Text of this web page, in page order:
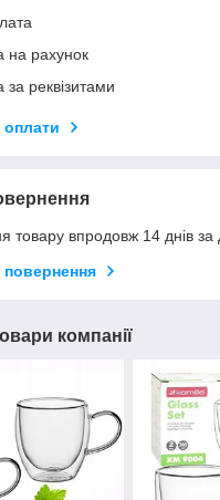
на рахунок
реквізитами
оплати
товару впродовж 14 днів за
повернення
компанії